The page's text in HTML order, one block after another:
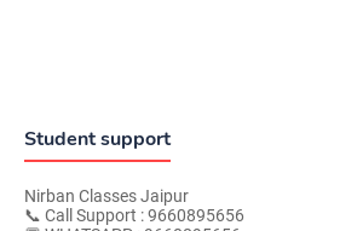
Student support
Nirban Classes Jaipur
📞 Call Support : 9660895656